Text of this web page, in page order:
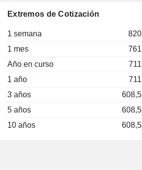
Extremos de Cotización
1 semana 820
1 mes
761
Año en curso
711
1 año
711
3 años
608,5
5 años
608,5
10 años
608,5